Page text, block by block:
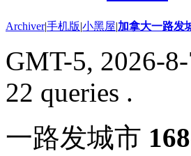
Archiver|手机版|小黑屋|加拿大一路发
GMT-5, 2026-
22 queries .
一路发城市